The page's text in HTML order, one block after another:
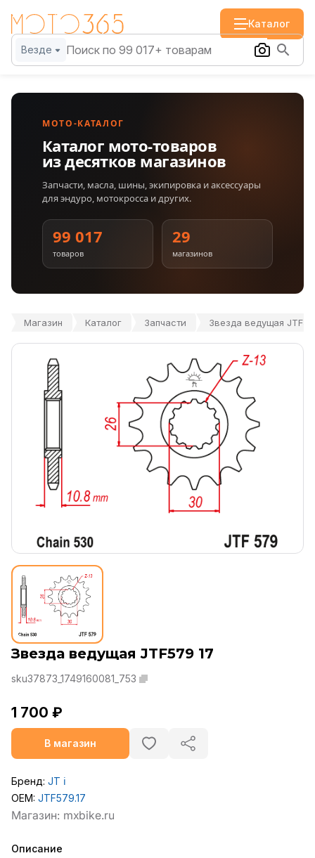
Каталог
Везде
МОТО-КАТАЛОГ
Каталог мото-товаров
из десятков магазинов
Запчасти, масла, шины, экипировка и аксессуары
для эндуро, мотокросса и других.
99 017
товаров
29
магазинов
Магазин Каталог Запчасти Звезда ведущая
Звезда ведущая JTF579 17
sku37873_1749160081_753
1 700 ₽
В магазин
Бренд: JT ℹ️
OEM: JTF579.17
Описание